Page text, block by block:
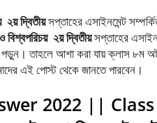
২য়দ্বিতীয়সপ্তাহের এসাইনমেন্ট
বিশ্বপরিচয় ২য়দ্বিতীয়সপ্তাহের
পড়ুন। তাহলে আশা করা যায় ক্লাস ৮ম
এই পোস্ট থেকে জানতে পারবেন।
2022 ||